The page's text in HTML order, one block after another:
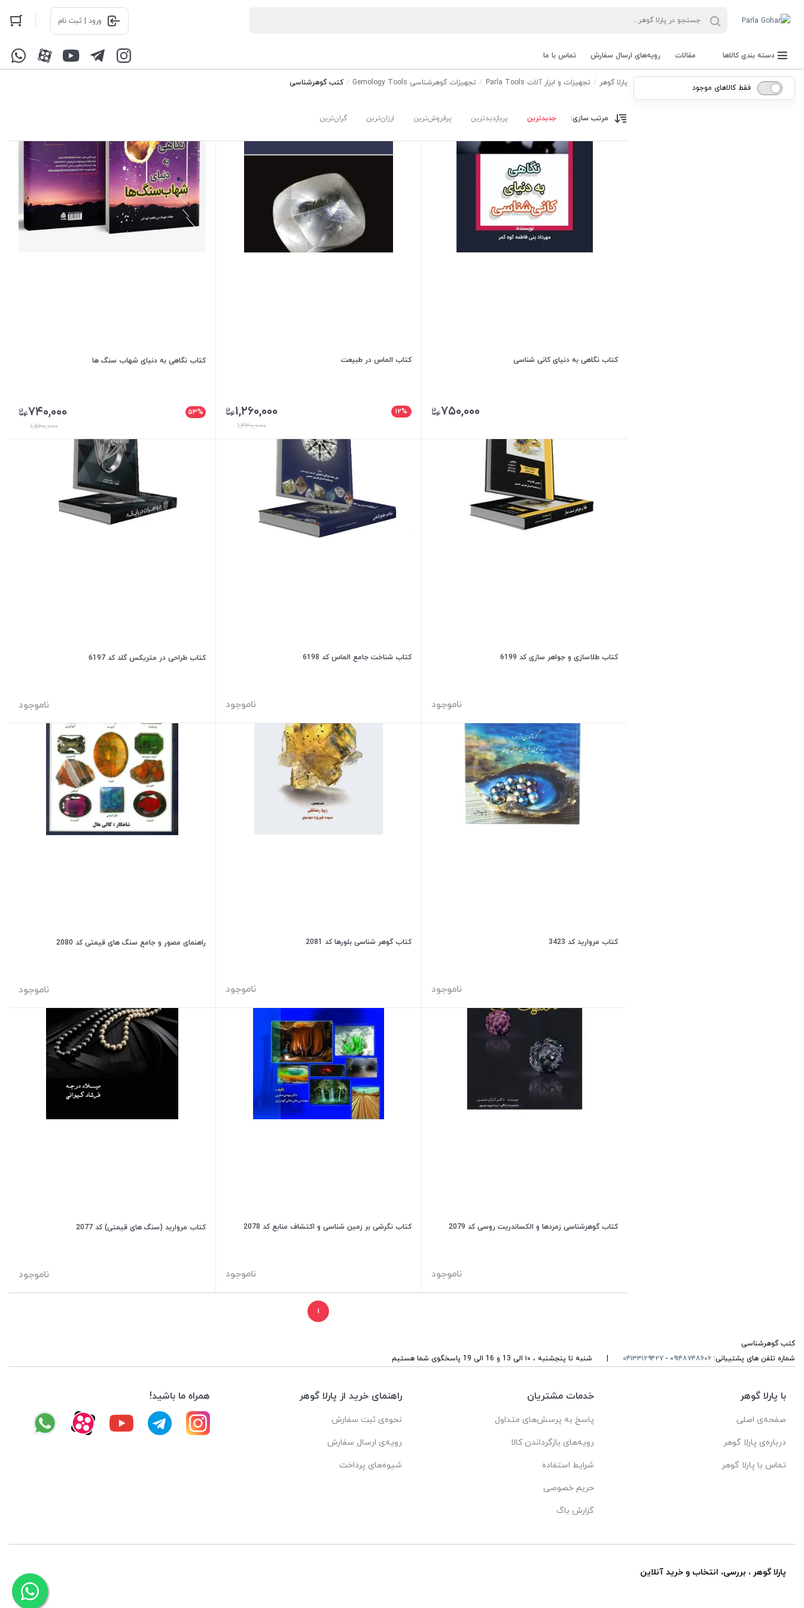
ورود | ثبت نام
دسته بندی کالاها مقالات رویه‌های ارسال سفارش تماس با ما
پارلا گوهر تجهیزات و ابزار آلات Parla Tools تجهیزات گوهرشناسی Gemology Tools کتب گوهرشناسی
مرتب سازی: جدیدترین پربازدیدترین پرفروش‌ترین ارزان‌ترین گران‌ترین
کتاب نگاهی به دنیای کانی شناسی
۷۵۰,۰۰۰
کتاب الماس در طبیعت
۱,۲۶۰,۰۰۰
۱۲%
۱,۴۳۰,۰۰۰
کتاب نگاهی به دنیای شهاب سنگ ها
۷۴۰,۰۰۰
۵۳%
۱,۵۶۰,۰۰۰
کتاب طلاسازی و جواهر سازی کد 6199
ناموجود
کتاب شناخت جامع الماس کد 6198
ناموجود
کتاب طراحی در متریکس گلد کد 6197
ناموجود
کتاب مروارید کد 3423
ناموجود
کتاب گوهر شناسی بلورها کد 2081
ناموجود
راهنمای مصور و جامع سنگ های قیمتی کد 2080
ناموجود
کتاب گوهرشناسی زمردها و الکساندریت روسی کد 2079
ناموجود
کتاب نگرشی بر زمین شناسی و اکتشاف منابع کد 2078
ناموجود
کتاب مروارید (سنگ های قیمتی) کد 2077
ناموجود
۱
فقط کالاهای موجود
کتب گوهرشناسی
شماره تلفن های پشتیبانی: ۰۹۱۴۸۷۴۸۶۰۶ - ۰۴۱۳۳۱۲۹۴۲۷ شنبه تا پنجشنبه ، ۱۰ الی 13 و 16 الی 19 پاسخگوی شما هستیم
با پارلا گوهر
صفحه‌ی اصلی
درباره‌ی پارلا گوهر
تماس با پارلا گوهر
خدمات مشتریان
پاسخ به پرسش‌های متداول
رویه‌های بازگرداندن کالا
شرایط استفاده
حریم خصوصی
گزارش باگ
راهنمای خرید از پارلا گوهر
نحوه‌ی ثبت سفارش
رویه‌ی ارسال سفارش
شیوه‌های پرداخت
همراه ما باشید!
پارلا گوهر ، بررسی، انتخاب و خرید آنلاین